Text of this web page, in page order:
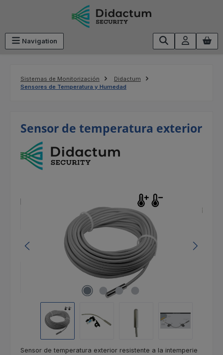
Saltar al contenido principal
Navigation
Sistemas de Monitorización
Didactum
Sensores de Temperatura y Humedad
Sensor de temperatura exterior
Sensor de temperatura exterior resistente a la intemperie